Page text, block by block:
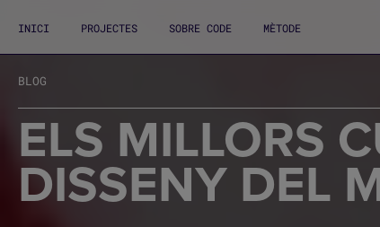
INICI PROJECTES SOBRE CODE MÈTODE
BLOG
ELS MILLORS
DISSENY DEL